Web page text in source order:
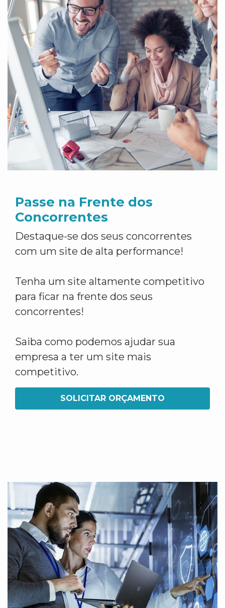
Passe na Frente dos
Concorrentes
Destaque-se dos seus concorrentes
com um site de alta performance!
Tenha um site altamente competitivo
para ficar na frente dos seus
concorrentes!
Saiba como podemos ajudar sua
empresa a ter um site mais
competitivo.
SOLICITAR ORÇAMENTO